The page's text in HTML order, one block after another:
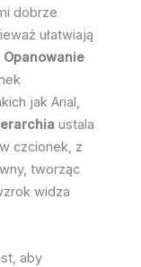
dobrze
ułatwiają
Opanowanie
jak Arial,
ustala
czcionek, z
tworząc
widza
aby